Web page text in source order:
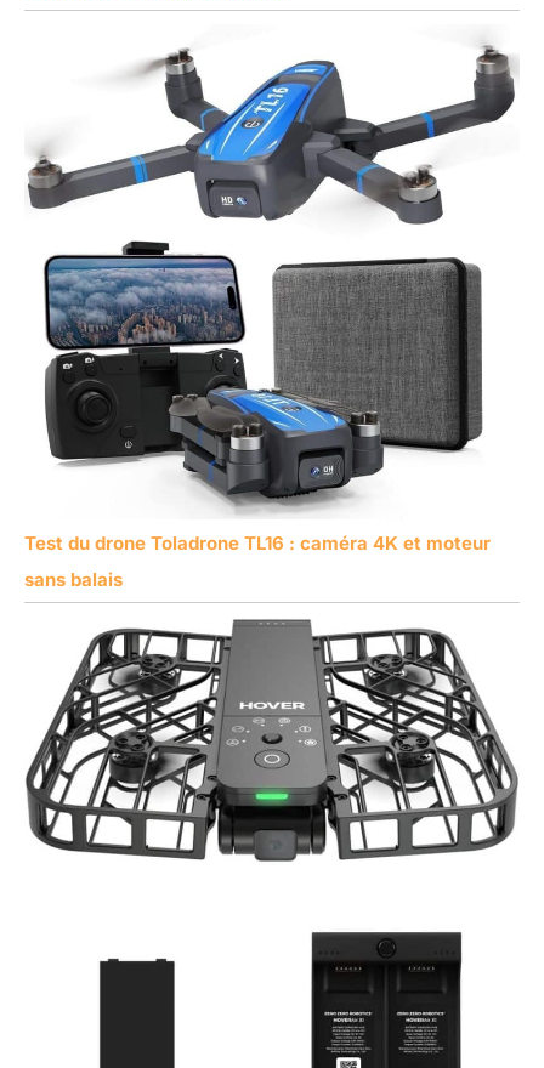
Test du drone Toladrone TL16 : caméra 4K et moteur
sans balais